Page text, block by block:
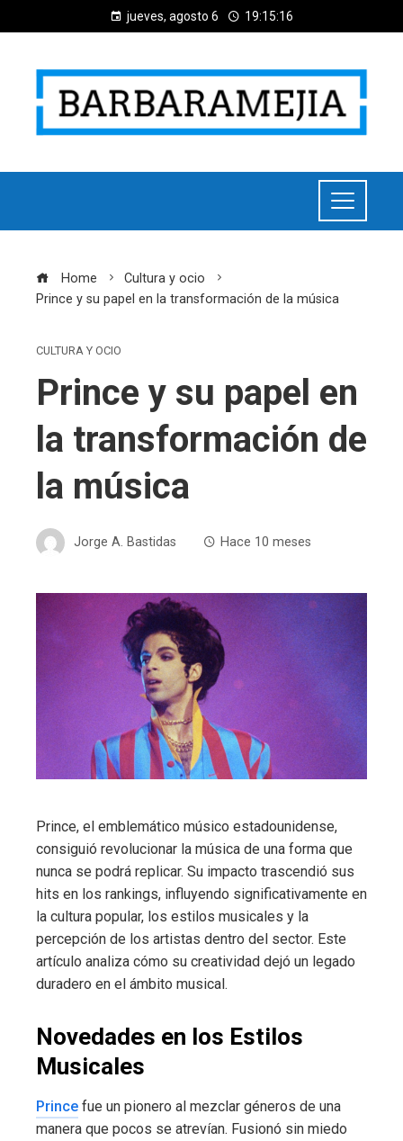
jueves, agosto 6 19:15:17
Home
Cultura y ocio
Prince y su papel en la transformación de la música
CULTURA Y OCIO
Prince y su papel en
la transformación de
la música
Jorge A. Bastidas Hace 10 meses
Prince, el emblemático músico estadounidense,
consiguió revolucionar la música de una forma que
nunca se podrá replicar. Su impacto trascendió sus
hits en los rankings, influyendo significativamente en
la cultura popular, los estilos musicales y la
percepción de los artistas dentro del sector. Este
artículo analiza cómo su creatividad dejó un legado
duradero en el ámbito musical.
Novedades en los Estilos
Musicales
Prince fue un pionero al mezclar géneros de una
manera que pocos se atrevían. Fusionó sin miedo